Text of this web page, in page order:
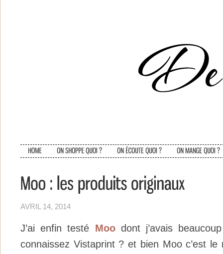
AVRIL 14, 2014
J’ai enfin testé Moo dont j’avais
connaissez Vistaprint ? et bien Moo c’est